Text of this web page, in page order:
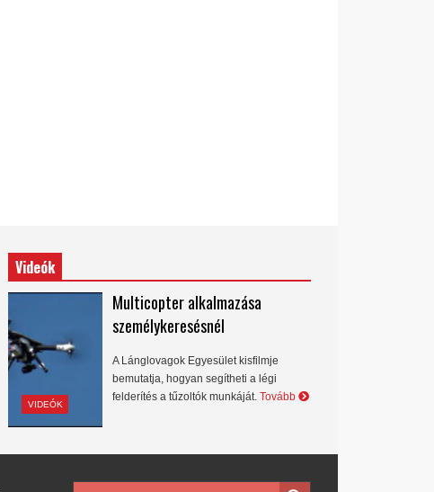
Videók
VIDEÓK
Multicopter alkalmazása
személykeresésnél
A Lánglovagok Egyesület kisfilmje
bemutatja, hogyan segítheti a légi
felderítés a tűzoltók munkáját. Tovább